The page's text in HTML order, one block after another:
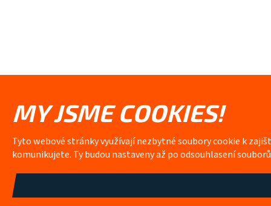
MY JSME COOKIES!
Tyto webové stránky využívají nezbytné soubory cookie k
komunikujete. Ty budou nastaveny až po odsouhlasení